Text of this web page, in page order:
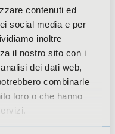
contenuti ed
social media e per
inoltre
il nostro sito con i
dei dati web,
combinarle
loro o che hanno
la
di genere